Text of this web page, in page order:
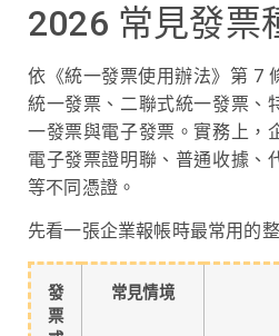
2026 常見發票
依《統一發票使用辦法》第 7
統一發票、二聯式統一發票、
一發票與電子發票。實務上，
電子發票證明聯、普通收據、
等不同憑證。
先看一張企業報帳時最常用的
發
票
常見情境